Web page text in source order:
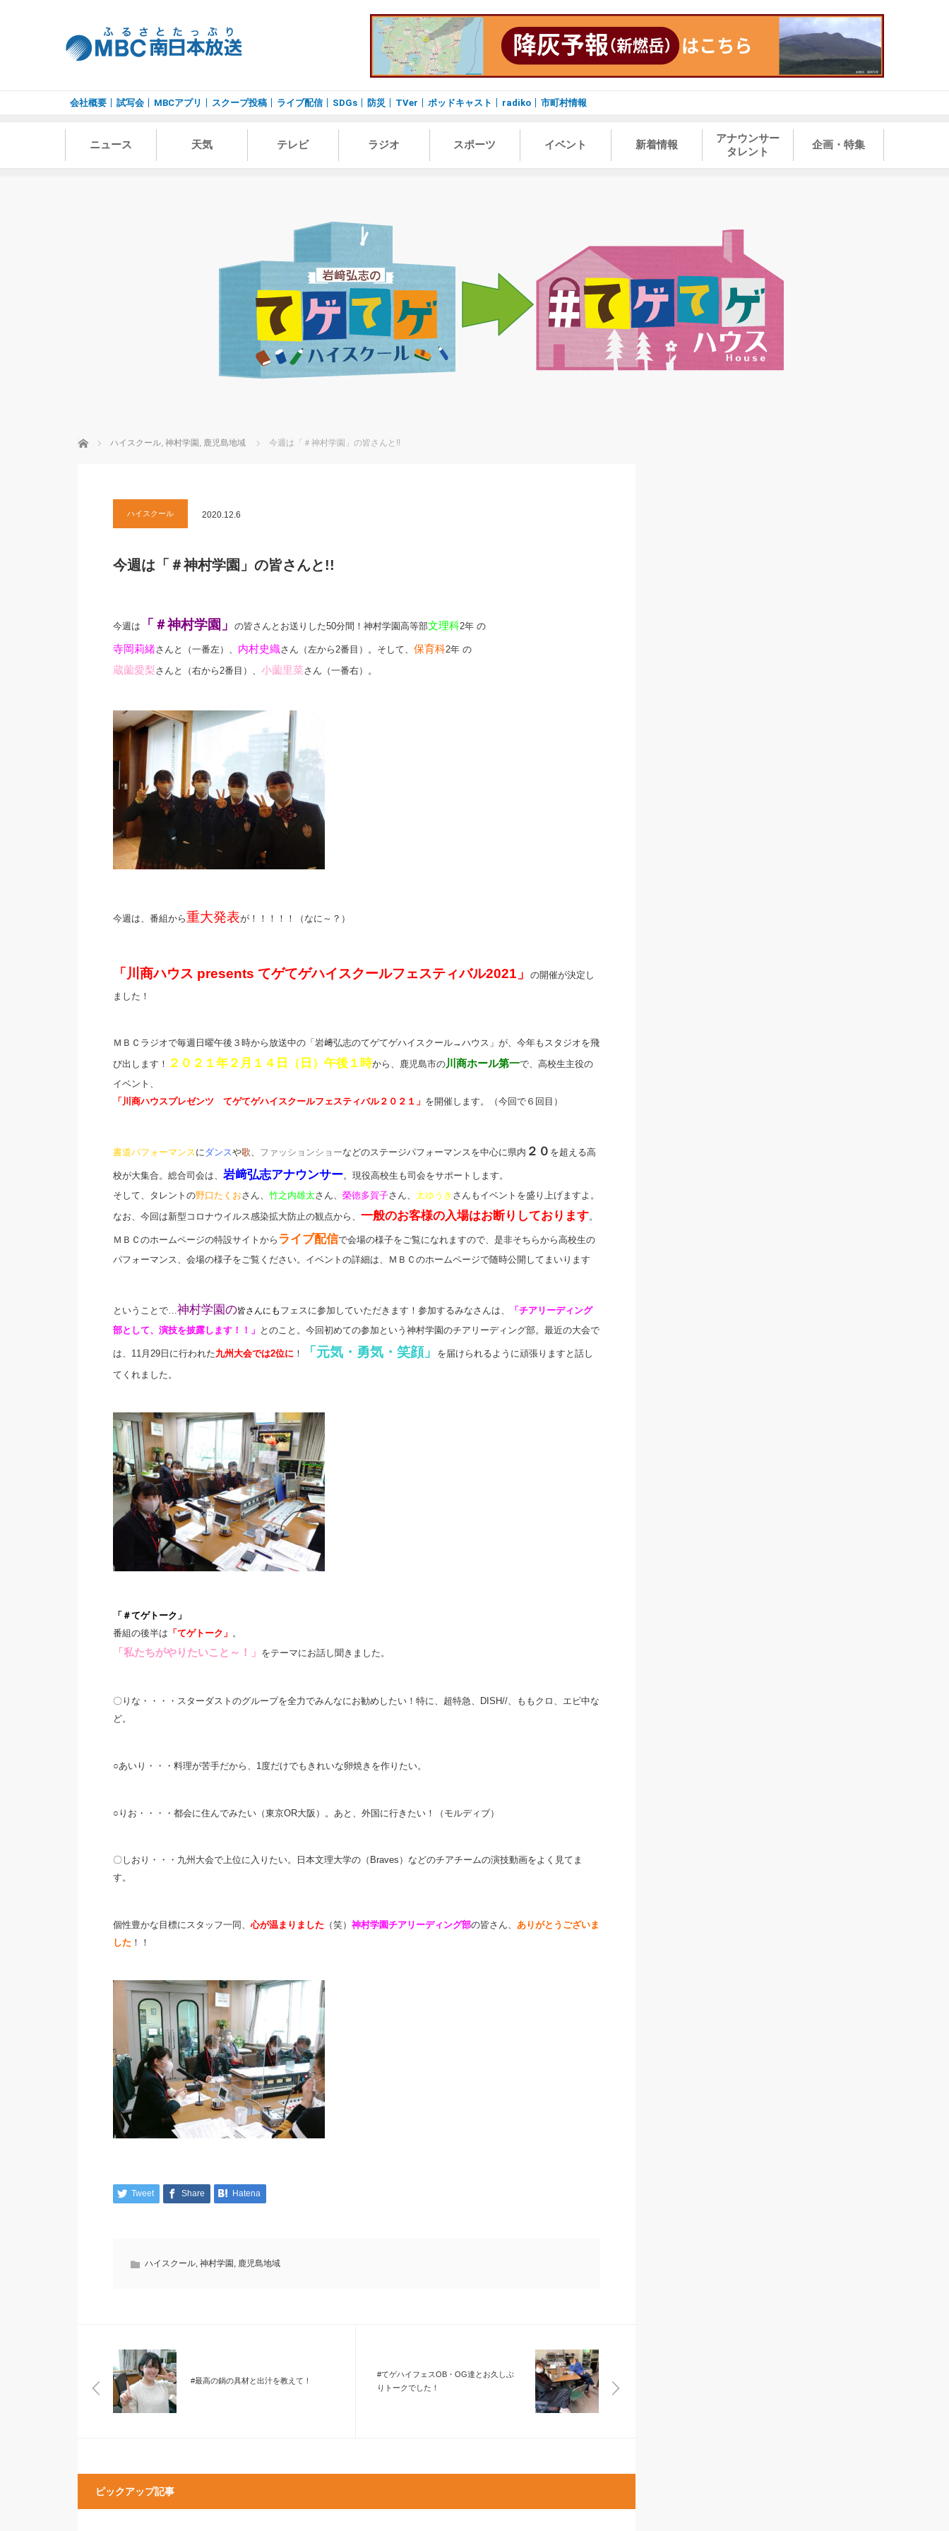
会社概要 試写会 MBCアプリ スクープ投稿 ライブ配信 SDGs 防災 TVer ポッドキャスト radiko 市町村情報
ニュース 天気 テレビ ラジオ スポーツ イベント 新着情報
アナウンサー
タレント
企画・特集
ホーム ハイスクール, 神村学園 , 鹿児島地域 今週は「＃神村学園」の皆さんと!!
ハイスクール 2020.12.6
今週は「＃神村学園」の皆さんと!!
今週は 「＃神村学園」 の皆さんとお送りした50分間！神村学園高等部文理科2年 の
寺岡莉緒さんと（一番左）、 内村史織さん（左から2番目）。そして、 保育科2年 の
蔵薗愛梨さんと（右から2番目）、 小薗里菜さん（一番右）。
今週は、番組から重大発表が！！！！！（なに～？）
「川商ハウス presents てゲてゲハイスクールフェスティバル2021」
の開催が決定し
ました！
ＭＢＣラジオで毎週日曜午後３時から放送中の「岩﨑弘志のてゲてゲハイスクール→ハウス」が、今年もスタジオを飛
び出します！ ２０２１年２月１４日（日）午後１時から、鹿児島市の川商ホール第一で、高校生主役の
イベント、
「川商ハウスプレゼンツ てゲてゲハイスクールフェスティバル２０２１」 を開催します。（今回で６回目）
書道パフォーマンス に ダンスや歌 ファッションショーなどのステージパフォーマンスを中心に県内 ２０ を超える高
校が大集合。総合司会は、 岩﨑弘志アナウンサー。現役高校生も司会をサポートします。
そして、タレントの野口たくおさん、 竹之内雄太さん、 榮徳多賀子さん、 太ゆうき さんもイベントを盛り上げますよ。
なお、今回は新型コロナウイルス感染拡大防止の観点から、 一般のお客様の入場はお断りしております。
ＭＢＣのホームページの特設サイトから ライブ配信で会場の様子をご覧になれますので、是非そちらから高校生の
パフォーマンス、会場の様子をご覧ください。イベントの詳細は、ＭＢＣのホームページで随時公開してまいります
ということで… 神村学園の皆さんに も フェスに参加していただきます！参加するみなさんは、
「チアリーディング
部として、演技を披露します！！」 とのこと。今回初めての参加という神村学園のチアリーディング部。最近の大会で
は、11月29日に行われた九州大会では2位に ！ 「元気・勇気・笑顔」
を届けられるように頑張りますと話し
てくれました。
「＃てゲトーク」
番組の後半は 「てゲトーク」 。
「私たちがやりたいこと～！」 をテーマにお話し聞きました。
〇りな・・・・スターダストのグループを全力でみんなにお勧めしたい！特に、超特急、DISH//、ももクロ、エビ中な
ど。
○あいり・・・料理が苦手だから、1度だけでもきれいな卵焼きを作りたい。
○りお・・・・都会に住んでみたい（東京OR大阪）。あと、外国に行きたい！（モルディブ）
〇しおり・・・九州大会で上位に入りたい。日本文理大学の（Braves）などのチアチームの演技動画をよく見てま
す。
個性豊かな目標にスタッフ一同、心が温まりました （笑） 神村学園チアリーディング部の皆さん、 ありがとうございま
した ！！
Tweet Share Hatena
ハイスクール, 神村学園 , 鹿児島地域
#最高の鍋の具材と出汁を教えて！
#てゲハイフェスOB・OG達とお久しぶ
りトークでした！
ピックアップ記事